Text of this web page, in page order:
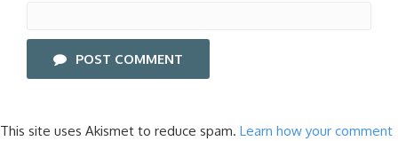
POST COMMENT
This site uses Akismet to reduce spam. Learn how your comment